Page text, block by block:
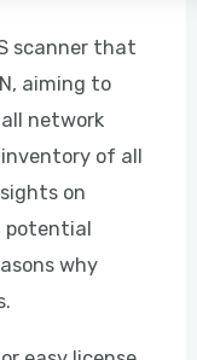
scanner that
aiming to
network
of all
on
why